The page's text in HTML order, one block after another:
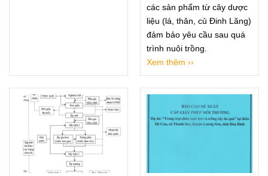
các sản phẩm từ cây dược
liệu (lá, thân, củ Đinh Lăng)
đảm bảo yêu cầu sau quá
trình nuôi trồng.
Xem thêm ››